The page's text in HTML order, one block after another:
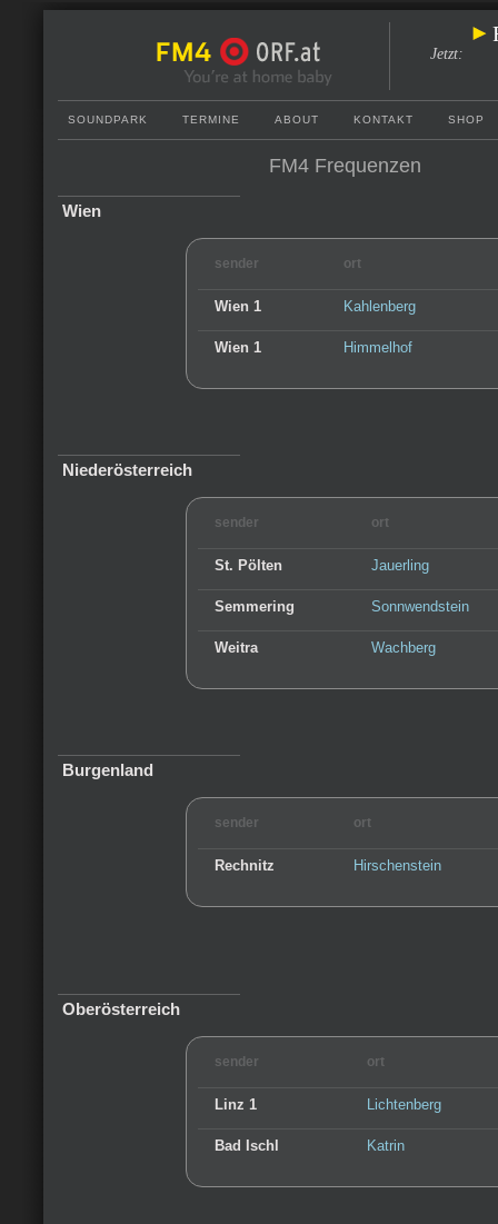
Jetzt:
SOUNDPARK TERMINE ABOUT KONTAKT SHOP
FM4 Frequenzen
Wien
sender ort
Wien 1 Kahlenberg
Wien 1 Himmelhof
Niederösterreich
sender ort
St. Pölten Jauerling
Semmering Sonnwendstein
Weitra Wachberg
Burgenland
sender ort
Rechnitz Hirschenstein
Oberösterreich
sender ort
Linz 1 Lichtenberg
Bad Ischl Katrin